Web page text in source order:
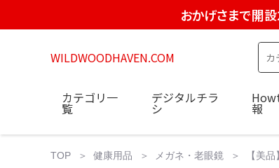
おかげさまで開
WILDWOODHAVEN.COM
カテゴリ一
覧
デジタルチラ
シ 報
TOP 健康用品 メガネ・老眼鏡 【美